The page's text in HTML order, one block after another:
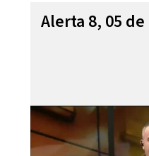
Alerta 8, 05